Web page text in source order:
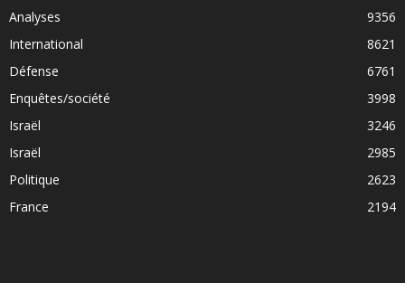
Analyses
9356
International
8621
Défense
6761
Enquêtes/société
3998
Israël
3246
Israël
2985
Politique
2623
France
2194